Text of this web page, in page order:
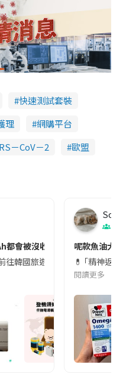
快速測試套裝
理
網購平台
－CoV－2 歐盟
都會被沒收😱出發前切記檢查
往韓國旅遊的民眾，近期要
Soul
呢款魚油大
💊 ｢精神返
閱讀更多